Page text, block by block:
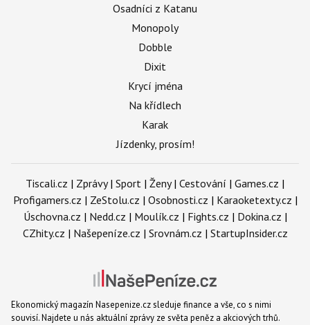
Osadníci z Katanu
Monopoly
Dobble
Dixit
Krycí jména
Na křídlech
Karak
Jízdenky, prosím!
Tiscali.cz | Zprávy| Sport | Ženy| Cestování | Games.cz |
Profigamers.cz | ZeStolu.cz | Osobnosti.cz | Karaoketexty.cz |
Úschovna.cz | Nedd.cz | Moulík.cz | Fights.cz | Dokina.cz |
CZhity.cz | Našepeníze.cz | Srovnám.cz | StartupInsider.cz
Ekonomický magazín Nasepenize.cz sleduje finance a vše, co s nimi
souvisí. Najdete u nás aktuální zprávy ze světa peněz a akciových trhů.